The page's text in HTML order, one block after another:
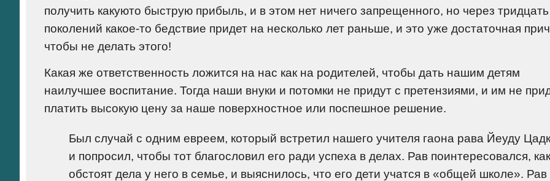
получить какуюто быструю прибыль, и в этом нет ничего запрещенного, но через тридцать
поколений какое-то бедствие придет на несколько лет раньше, и это уже достаточная
чтобы не делать этого!
Какая же ответственность ложится на нас как на родителей, чтобы дать нашим детям
наилучшее воспитание. Тогда наши внуки и потомки не придут с претензиями, и им не
платить высокую цену за наше поверхностное или поспешное решение.
Был случай с одним евреем, который встретил нашего учителя гаона рава Йеуду
и попросил, чтобы тот благословил его ради успеха в делах. Рав поинтересовался, как
обстоят дела у него в семье, и выяснилось, что его дети учатся в «общей школе». Рав